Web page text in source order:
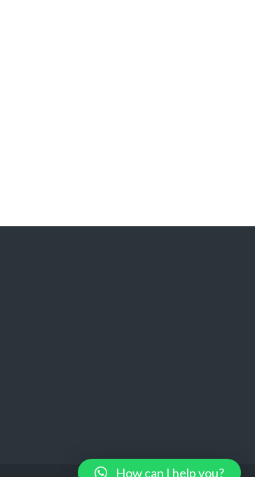
How can I help you?